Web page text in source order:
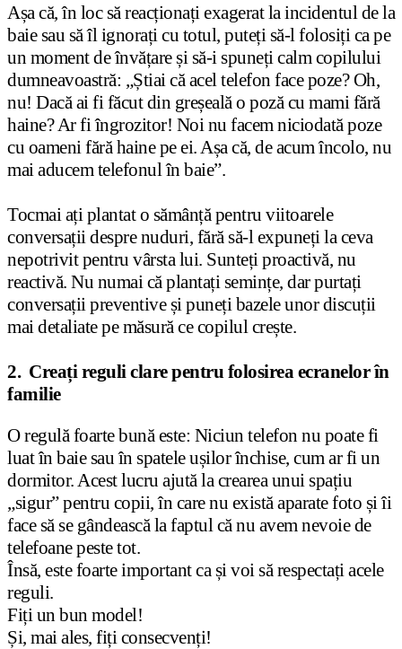
Așa că, în loc să reacționați exagerat la incidentul de la
baie sau să îl ignorați cu totul, puteți să-l folosiți ca pe
un moment de învățare și să-i spuneți calm copilului
dumneavoastră: „Știai că acel telefon face poze? Oh,
nu! Dacă ai fi făcut din greșeală o poză cu mami fără
haine? Ar fi îngrozitor! Noi nu facem niciodată poze
cu oameni fără haine pe ei. Așa că, de acum încolo, nu
mai aducem telefonul în baie”.
Tocmai ați plantat o sămânță pentru viitoarele
conversații despre nuduri, fără să-l expuneți la ceva
nepotrivit pentru vârsta lui. Sunteți proactivă, nu
reactivă. Nu numai că plantați semințe, dar purtați
conversații preventive și puneți bazele unor discuții
mai detaliate pe măsură ce copilul crește.
2. Creați reguli clare pentru folosirea ecranelor în
familie
O regulă foarte bună este: Niciun telefon nu poate fi
luat în baie sau în spatele ușilor închise, cum ar fi un
dormitor. Acest lucru ajută la crearea unui spațiu
„sigur” pentru copii, în care nu există aparate foto și îi
face să se gândească la faptul că nu avem nevoie de
telefoane peste tot.
Însă, este foarte important ca și voi să respectați acele
reguli.
Fiți un bun model!
Și, mai ales, fiți consecvenți!